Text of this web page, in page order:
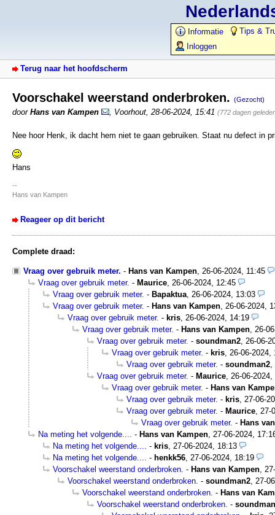
Informatie
Tips &
Inloggen
Terug naar het hoofdscherm
Voorschakel weerstand onderbroken. (Gezocht)
door Hans van Kampen Voorhout 28-06-2024, 15:41 (772 dagen
Nee hoor Henk, ik dacht hem niet te gaan gebruiken. Staat nu defect in
Hans
--
Hans van Kampen
Reageer op dit bericht
Complete draad:
Vraag over gebruik meter. - Hans van Kampen, 26-06-2024, 11:45
Vraag over gebruik meter. - Maurice, 26-06-2024, 12:45
Vraag over gebruik meter. - Bapaktua, 26-06-2024, 13:03
Vraag over gebruik meter. - Hans van Kampen, 26-06-2024,
Vraag over gebruik meter. - kris, 26-06-2024, 14:19
Vraag over gebruik meter. - Hans van Kampen, 26-
Vraag over gebruik meter. - soundman2, 26-06-
Vraag over gebruik meter. - kris, 26-06-2024,
Vraag over gebruik meter. - soundman2,
Vraag over gebruik meter. - Maurice, 26-06-2024,
Vraag over gebruik meter. - Hans van
Vraag over gebruik meter. - kris, 27-06-
Vraag over gebruik meter. - Maurice, 27-
Vraag over gebruik meter. - Hans
Na meting het volgende.... - Hans van Kampen, 27-06-2024,
Na meting het volgende.... - kris, 27-06-2024, 18:13
Na meting het volgende.... - henkk56, 27-06-2024, 18:19
Voorschakel weerstand onderbroken. - Hans van Kampen,
Voorschakel weerstand onderbroken. - soundman2, 27-
Voorschakel weerstand onderbroken. - Hans van
Voorschakel weerstand onderbroken. -